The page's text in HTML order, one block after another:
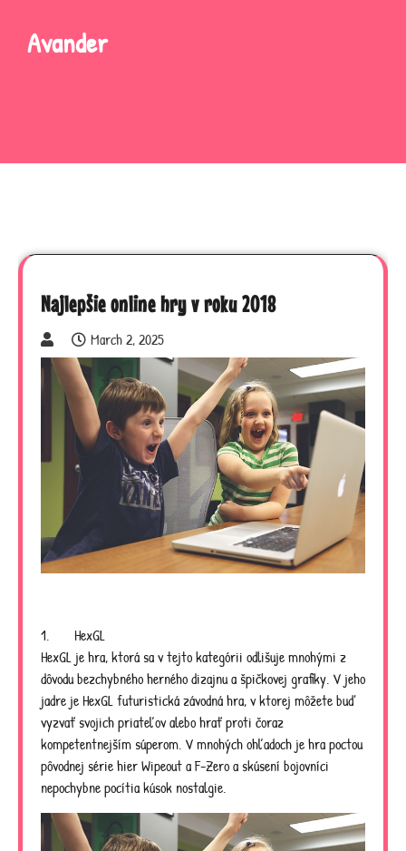
contentAvander
Najlepšie online hry v roku 2018
March 2, 2025
1. HexGL
HexGL je hra, ktorá sa v tejto kategórii odlišuje mnohými z
dôvodu bezchybného herného dizajnu a špičkovej grafiky. V jeho
jadre je HexGL futuristická závodná hra, v ktorej môžete buď
vyzvať svojich priateľov alebo hrať proti čoraz
kompetentnejším súperom. V mnohých ohľadoch je hra poctou
pôvodnej série hier Wipeout a F-Zero a skúsení bojovníci
nepochybne pocítia kúsok nostalgie.